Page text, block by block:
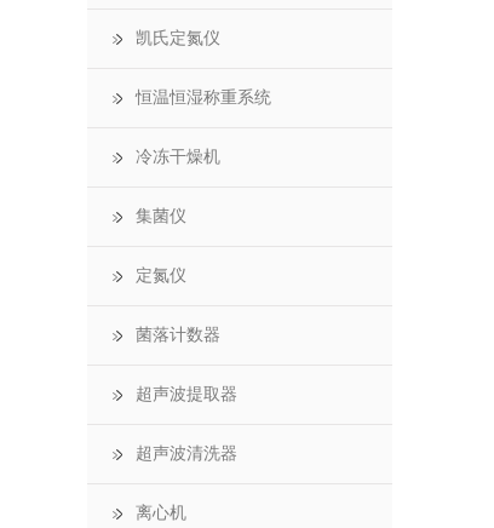
凯氏定氮仪
恒温恒湿称重系统
冷冻干燥机
集菌仪
定氮仪
菌落计数器
超声波提取器
超声波清洗器
离心机